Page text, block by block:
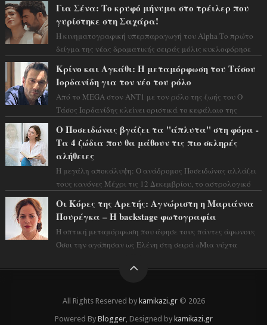
Για Σένα: Το κρυφό μήνυμα στο τρέιλερ που
γυρίστηκε στη Σαχάρα!
Η κινηματογραφική υπερπαραγωγή του Alpha Το πρώτο
δείγμα της νέας δραματικής σειράς μόλις κυκλοφόρησε
Κρίνο και Αγκάθι: Η μεταμόρφωση του Τάσου
Ιορδανίδη για τον νέο του ρόλο
Από το MEGA στον ΑΝΤ1 με τον ρόλο της ζωής του Ο
Τάσος Ιορδανίδης κλείνει οριστικά το κεφάλαιο της
Ο Ποσειδώνας βγάζει τα "άπλυτα" στη φόρα -
Τα 4 ζώδια που θα μάθουν τις πιο σκληρές
αλήθειες
Η μεγάλη αποκάλυψη: Ο ανάδρομος Ποσειδώνας αλλάζει
τους κανόνες Μέχρι τις 12 Δεκεμβρίου, το αστρολογικό
Οι Κόρες της Αρετής: Αγνώριστη η Μαριάννα
Πουρέγκα – H backstage φωτογραφία
Η οπτική μεταμόρφωση που άφησε τους πάντες άφωνους
Όσοι την αγάπησαν ως Ελένη στη σειρά «Μια νύχτα
All Rights Reserved by kamikazi.gr© 2026
Powered By Blogger, Designed by kamikazi.gr